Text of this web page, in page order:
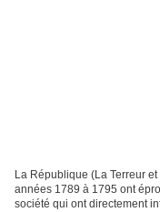
La République (La Terreur
années 1789 à 1795 ont
société qui ont directement